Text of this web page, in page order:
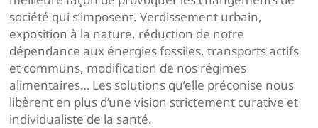
société qui s’imposent. Verdissement urbain,
exposition à la nature, réduction de notre
dépendance aux énergies fossiles, transports actifs
et communs, modification de nos régimes
alimentaires… Les solutions qu’elle préconise nous
libèrent en plus d’une vision strictement curative et
individualiste de la santé.